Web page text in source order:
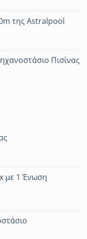
της Astralpool
Πισίνας
με 1 Ένωση